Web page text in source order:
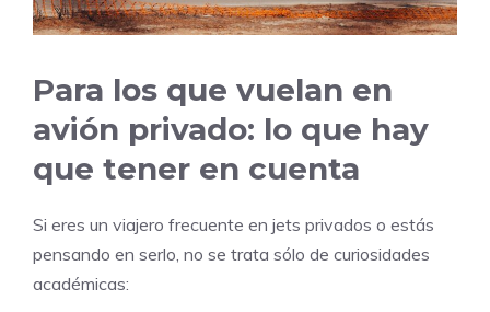
Para los que vuelan en
avión privado: lo que hay
que tener en cuenta
Si eres un viajero frecuente en jets privados o estás
pensando en serlo, no se trata sólo de curiosidades
académicas: